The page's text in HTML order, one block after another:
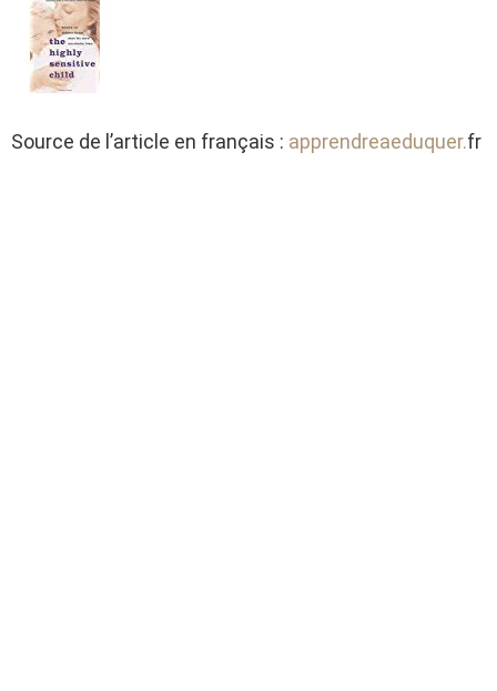
Source de l’article en français : apprendreaeduquer.fr